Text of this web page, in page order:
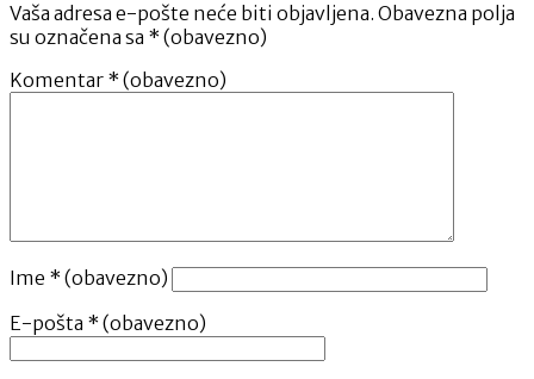
Vaša adresa e-pošte neće biti objavljena. Obavezna polja
su označena sa * (obavezno)
Komentar * (obavezno)
Ime * (obavezno)
E-pošta * (obavezno)